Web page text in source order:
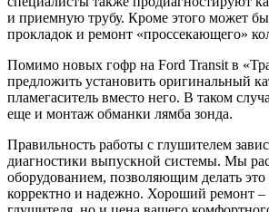
и приемную трубу. Кроме этого может
прокладок и ремонт «проссекающего»
Помимо новых гофр на Ford Transit в
предложить установить оригинальный
пламегаситель вместо него. В таком
еще и монтаж обманки лямба зонда.
Правильность работы с глушителем
диагностики выпускной системы. Мы
оборудованием, позволяющим делать
корректно и надежно. Хороший ремонт –